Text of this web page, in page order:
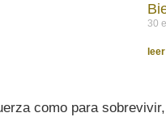
30
como para